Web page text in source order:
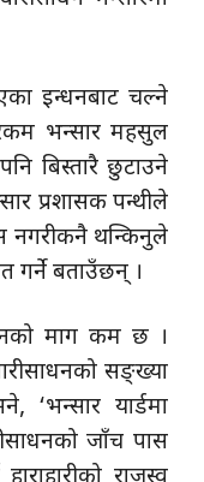
इन्धनबाट चल्ने
भन्सार महसुल
बिस्तारै छुटाउने
प्रशासक पन्थीले
नगरीकनै थन्किनुले
गर्ने बताउँछन् ।
माग कम छ ।
सङ्ख्या
यार्डमा
जाँच पास